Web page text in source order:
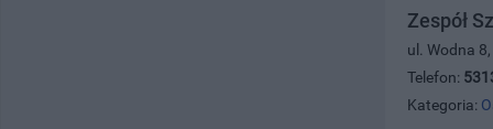
Zespół
ul. Wodna
Telefon:
Kategoria: